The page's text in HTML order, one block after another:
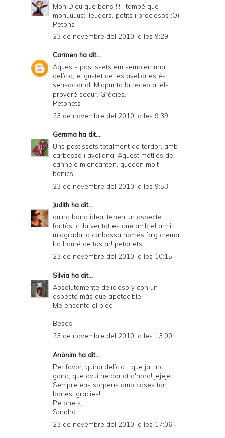
Mon Dieu que bons !!! I també que
monuuuus: lleugers, petits i preciosos :O)
Petons
23 de novembre del 2010, a les 9:29
Carmen ha dit...
Aquests pastissets em semblen una
delícia, el gustet de les avellanes és
sensacional. M'apunto la recepta, els
provaré segur. Gràcies.
Petonets
23 de novembre del 2010, a les 9:39
Gemma ha dit...
Uns pastissets totalment de tardor, amb
carbassa i avellana. Aquest motlles de
cannele m'encanten, queden molt
bonics!
23 de novembre del 2010, a les 9:53
Judith ha dit...
quina bona idea! tenen un aspecte
fantàstic! la veritat es que amb el a mi
m'agrada la carbassa només faig crema!
ho hauré de tastar! petonets
23 de novembre del 2010, a les 10:15
Silvia ha dit...
Absolutamente delicioso y con un
aspecto más que apetecible.
Me encanta el blog.
Besos.
23 de novembre del 2010, a les 13:00
Anònim ha dit...
Per favor, quina delícia... que ja tinc
gana, que avui he donat d'hora! jejeje
Sempre ens sorpens amb coses tan
bones, gràcies!
Petonets,
Sandra
23 de novembre del 2010, a les 17:06